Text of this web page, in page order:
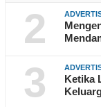
2
3
Ketika